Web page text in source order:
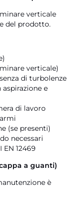
verticale
del prodotto.
verticale)
di turbolenze
e
di lavoro
(se presenti)
necessari
12469
a guanti)
è